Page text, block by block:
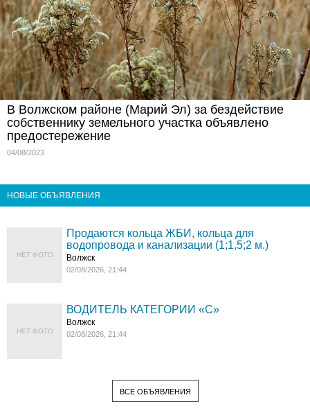
В Волжском районе (Марий Эл) за бездействие
собственнику земельного участка объявлено
предостережение
04/08/2023
НОВЫЕ ОБЪЯВЛЕНИЯ
НЕТ ФОТО
Продаются кольца ЖБИ, кольца для
водопровода и канализации (1;1,5;2 м.)
Волжск
02/08/2026, 21:44
НЕТ ФОТО
ВОДИТЕЛЬ КАТЕГОРИИ «C»
Волжск
02/08/2026, 21:44
ВСЕ ОБЪЯВЛЕНИЯ